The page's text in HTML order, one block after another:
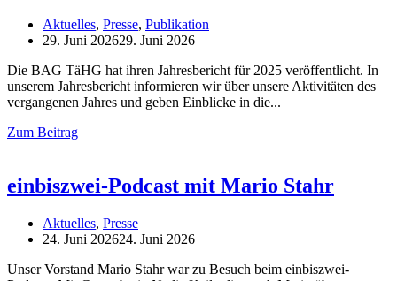
Aktuelles, Presse, Publikation
29. Juni 202629. Juni 2026
Die BAG TäHG hat ihren Jahresbericht für 2025 veröffentlicht. In
unserem Jahresbericht informieren wir über unsere Aktivitäten des
vergangenen Jahres und geben Einblicke in die
Zum Beitrag
einbiszwei-Podcast mit Mario Stahr
Aktuelles, Presse
24. Juni 202624. Juni 2026
Unser Vorstand Mario Stahr war zu Besuch beim einbiszwei-